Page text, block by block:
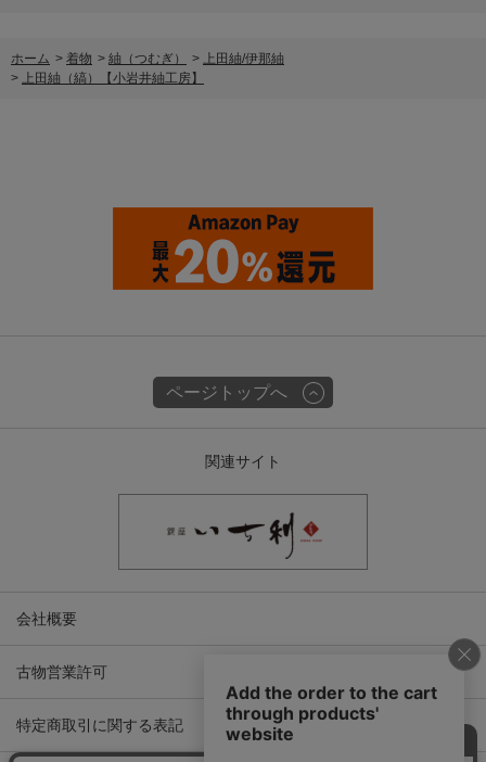
ホーム > 着物 > 紬（つむぎ） >
上田紬/伊那紬
>
上田紬（縞）【小岩井紬工房】
ページトップへ
関連サイト
会社概要
古物営業許可
特定商取引に関する表記